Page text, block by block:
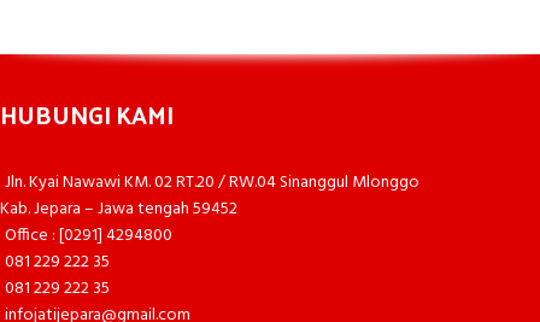
HUBUNGI KAMI
Jln. Kyai Nawawi KM. 02 RT.20 / RW.04 Sinanggul Mlonggo
Kab. Jepara – Jawa tengah 59452
Office : [0291] 4294800
081 229 222 35
081 229 222 35
infojatijepara@gmail.com